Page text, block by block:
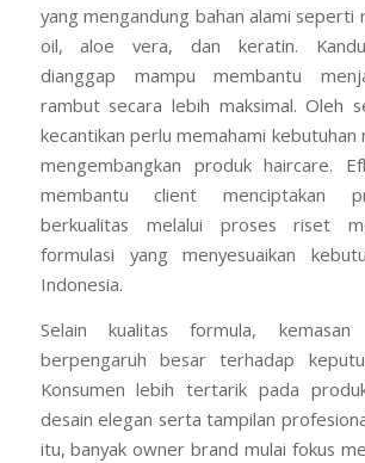
yang mengandung bahan alami seperti
oil, aloe vera, dan keratin.
dianggap mampu membantu
rambut secara lebih maksimal. Oleh
kecantikan perlu memahami
mengembangkan produk haircare.
membantu client menciptakan
berkualitas melalui proses riset
formulasi yang menyesuaikan
Indonesia.
Selain kualitas formula,
berpengaruh besar terhadap
Konsumen lebih tertarik pada
desain elegan serta tampilan
itu, banyak owner brand mulai fokus